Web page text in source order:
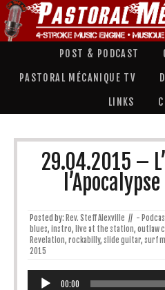
POST & PODCAST
PASTORAL MÉCANIQUE TV
LINKS
29.04.2015 –
Posted by: Rev. Steff Alexville // -
blues, instro, live at the station, outlaw
Revelation, rockabilly, slide guitar, surf
2015
00:00